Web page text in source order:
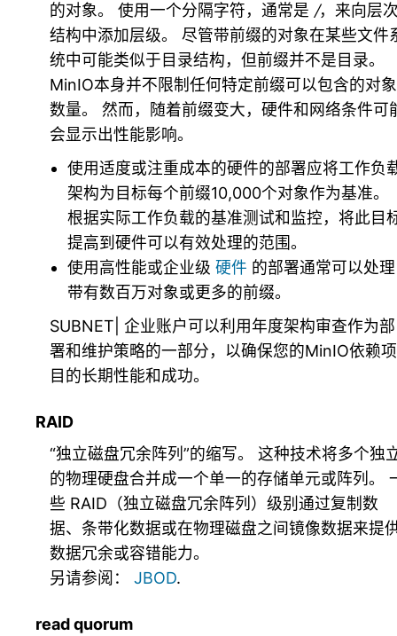
的对象。 使用一个分隔字符，通常是 /，来向层
结构中添加层级。 尽管带前缀的对象在某些文件
统中可能类似于目录结构，但前缀并不是目录。
MinIO本身并不限制任何特定前缀可以包含的对象
数量。 然而，随着前缀变大，硬件和网络条件可
会显示出性能影响。
使用适度或注重成本的硬件的部署应将工作负
架构为目标每个前缀10,000个对象作为基准。
根据实际工作负载的基准测试和监控，将此目
提高到硬件可以有效处理的范围。
使用高性能或企业级 硬件 的部署通常可以处理
带有数百万对象或更多的前缀。
SUBNET| 企业账户可以利用年度架构审查作为部
署和维护策略的一部分，以确保您的MinIO依赖项
目的长期性能和成功。
RAID
“独立磁盘冗余阵列”的缩写。 这种技术将多个独
的物理硬盘合并成一个单一的存储单元或阵列。
些 RAID（独立磁盘冗余阵列）级别通过复制数
据、条带化数据或在物理磁盘之间镜像数据来提
数据冗余或容错能力。
另请参阅： JBOD.
read quorum